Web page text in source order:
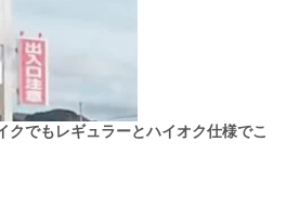
クでもレギュラーとハイオク仕様でこ